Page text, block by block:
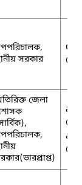
সরকার
জেলা